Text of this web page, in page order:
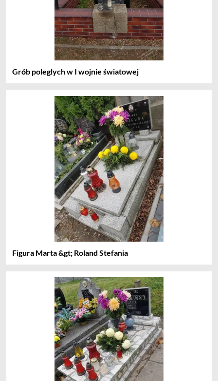
Grób poleglych w I wojnie światowej
Figura Marta &gt; Roland Stefania